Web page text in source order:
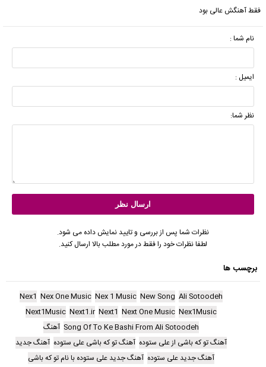
فقط آهنگش عالی بود
نام شما :
ایمیل :
نظر شما:
نظرات شما پس از بررسی و تایید نمایش داده می شود.
لطفا نظرات خود را فقط در مورد مطلب بالا ارسال کنید.
برچسب ها
Ali Sotoodeh
New Song
Nex 1 Music
Nex One Music
Nex1
Nex1Music
Next One Music
Next1
Next1.ir
Next1Music
Song Of To Ke Bashi From Ali Sotoodeh آهنگ
آهنگ تو که باشی از علی‌ ستوده آهنگ تو که باشی علی‌ ستوده آهنگ جدید
آهنگ جدید علی‌ ستوده آهنگ جدید علی‌ ستوده با نام تو که باشی